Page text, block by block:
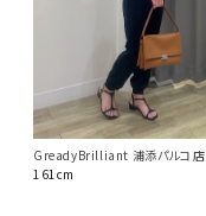
GreadyBrilliant 浦添パルコ店
161cm